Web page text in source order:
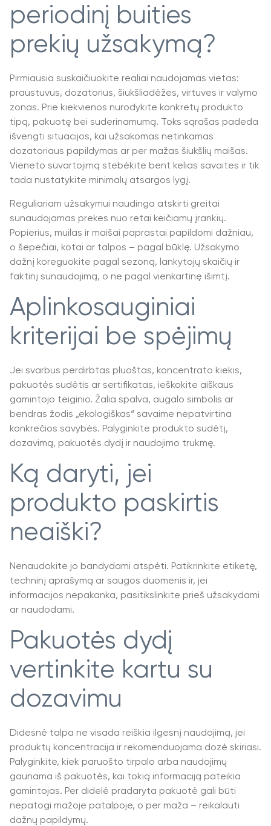
periodinį buities
prekių užsakymą?
Pirmiausia suskaičiuokite realiai naudojamas vietas:
praustuvus, dozatorius, šiukšliadėžes, virtuves ir valymo
zonas. Prie kiekvienos nurodykite konkretų produkto
tipą, pakuotę bei suderinamumą. Toks sąrašas padeda
išvengti situacijos, kai užsakomas netinkamas
dozatoriaus papildymas ar per mažas šiukšlių maišas.
Vieneto suvartojimą stebėkite bent kelias savaites ir tik
tada nustatykite minimalų atsargos lygį.
Reguliariam užsakymui naudinga atskirti greitai
sunaudojamas prekes nuo retai keičiamų įrankių.
Popierius, muilas ir maišai paprastai papildomi dažniau,
o šepečiai, kotai ar talpos – pagal būklę. Užsakymo
dažnį koreguokite pagal sezoną, lankytojų skaičių ir
faktinį sunaudojimą, o ne pagal vienkartinę išimtį.
Aplinkosauginiai
kriterijai be spėjimų
Jei svarbus perdirbtas pluoštas, koncentrato kiekis,
pakuotės sudėtis ar sertifikatas, ieškokite aiškaus
gamintojo teiginio. Žalia spalva, augalo simbolis ar
bendras žodis „ekologiškas“ savaime nepatvirtina
konkrečios savybės. Palyginkite produkto sudėtį,
dozavimą, pakuotės dydį ir naudojimo trukmę.
Ką daryti, jei
produkto paskirtis
neaiški?
Nenaudokite jo bandydami atspėti. Patikrinkite etiketę,
techninį aprašymą ar saugos duomenis ir, jei
informacijos nepakanka, pasitikslinkite prieš užsakydami
ar naudodami.
Pakuotės dydį
vertinkite kartu su
dozavimu
Didesnė talpa ne visada reiškia ilgesnį naudojimą, jei
produktų koncentracija ir rekomenduojama dozė skiriasi.
Palyginkite, kiek paruošto tirpalo arba naudojimų
gaunama iš pakuotės, kai tokią informaciją pateikia
gamintojas. Per didelė pradaryta pakuotė gali būti
nepatogi mažoje patalpoje, o per maža – reikalauti
dažnų papildymų.